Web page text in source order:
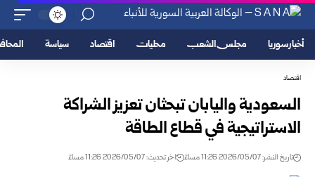
أخبار سوريا مجلس الشعب محليات اقتصاد سياسة
اقتصاد
السعودية واليابان تبحثان تعزيز الشراكة
الاستراتيجية في قطاع الطاقة
تاريخ النشر: 2026/05/07 11:26 مساءً اخر تحديث: 2026/05/07 11:26 مساءً